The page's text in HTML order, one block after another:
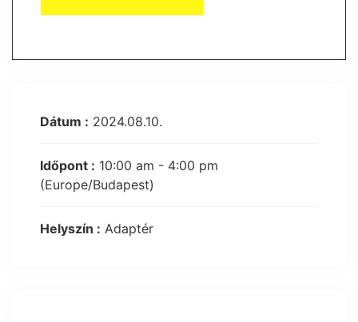
Dátum : 2024.08.10.
Időpont : 10:00 am - 4:00 pm
(Europe/Budapest)
Helyszín : Adaptér